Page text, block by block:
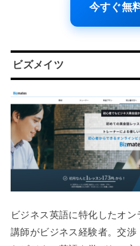
今すぐ無
ビズメイツ
ビジネス英語に特化したオ
講師がビジネス経験者。交